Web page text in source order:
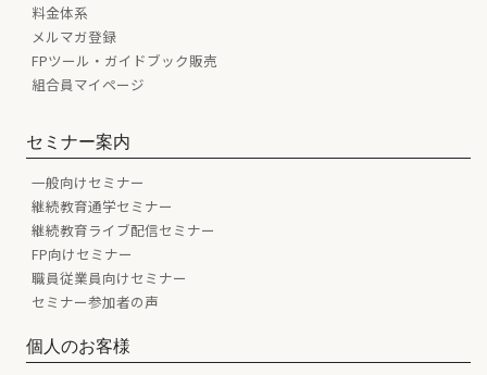
料金体系
メルマガ登録
FPツール・ガイドブック販売
組合員マイページ
セミナー案内
一般向けセミナー
継続教育通学セミナー
継続教育ライブ配信セミナー
FP向けセミナー
職員従業員向けセミナー
セミナー参加者の声
個人のお客様